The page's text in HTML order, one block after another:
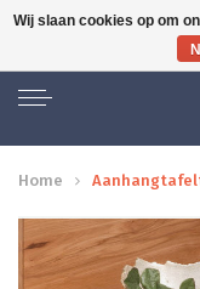
Home
Wij slaan cookies op om